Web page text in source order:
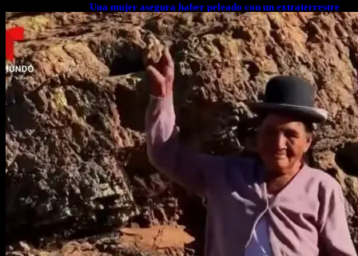
Una mujer asegura haber peleado con un extraterrestre
cuerpo a cuerpo